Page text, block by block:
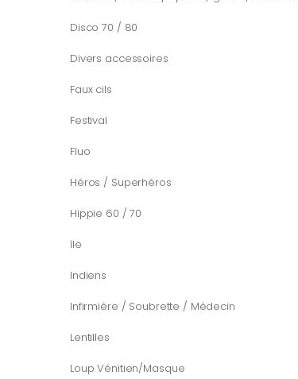
Disco 70 / 80
Divers accessoires
Faux cils
Festival
Fluo
Héros / Superhéros
Hippie 60 / 70
île
Indiens
Infirmière / Soubrette / Médecin
Lentilles
Loup Vénitien/Masque